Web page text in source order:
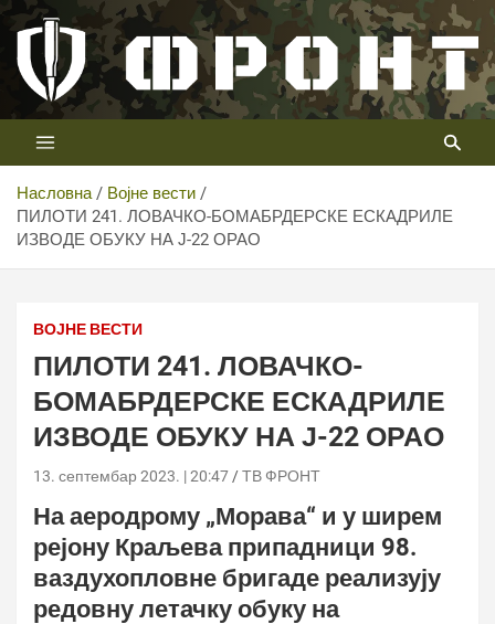
Скип
цонтент
Телевизија ФРОНТ
Први војни канал у Србији
Насловна
Војне вести
ПИЛОТИ 241. ЛОВАЧКО-БОМАБРДЕРСКЕ ЕСКАДРИЛЕ
ИЗВОДЕ ОБУКУ НА Ј-22 ОРАО
ВОЈНЕ ВЕСТИ
ПИЛОТИ 241. ЛОВАЧКО-
БОМАБРДЕРСКЕ ЕСКАДРИЛЕ
ИЗВОДЕ ОБУКУ НА Ј-22 ОРАО
13. септембар 2023. | 20:47 ТВ ФРОНТ
На аеродрому „Морава“ и у ширем
рејону Краљева припадници 98.
ваздухопловне бригаде реализују
редовну летачку обуку на